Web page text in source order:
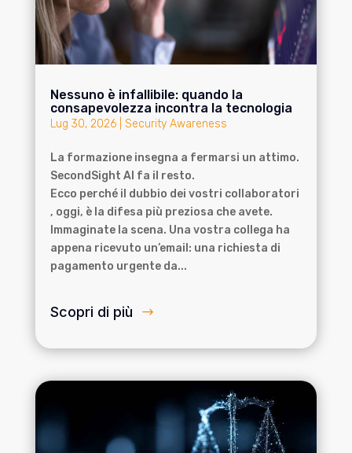
Nessuno è infallibile: quando la
consapevolezza incontra la tecnologia
Lug 30, 2026| Security Awareness
La formazione insegna a fermarsi un attimo.
SecondSight AI fa il resto.
Ecco perché il dubbio dei vostri collaboratori
, oggi, è la difesa più preziosa che avete.
Immaginate la scena. Una vostra collega ha
appena ricevuto un’email: una richiesta di
pagamento urgente da...
Scopri di più